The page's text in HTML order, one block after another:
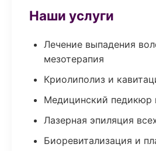
Наши услуги
Лечение выпадения
мезотерапия
Криолиполиз и
Медицинский педикюр
Лазерная эпиляция
Биоревитализация и